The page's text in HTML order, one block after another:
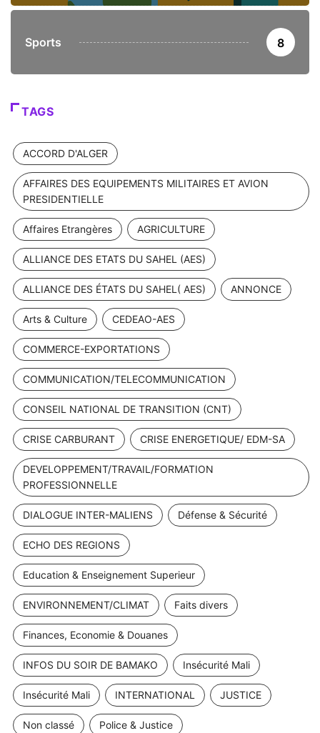
Sports 8
TAGS
ACCORD D'ALGER
AFFAIRES DES EQUIPEMENTS MILITAIRES ET AVION
PRESIDENTIELLE
Affaires Etrangères AGRICULTURE
ALLIANCE DES ETATS DU SAHEL (AES)
ALLIANCE DES ÉTATS DU SAHEL( AES) ANNONCE
Arts & Culture CEDEAO-AES
COMMERCE-EXPORTATIONS
COMMUNICATION/TELECOMMUNICATION
CONSEIL NATIONAL DE TRANSITION (CNT)
CRISE CARBURANT CRISE ENERGETIQUE/ EDM-SA
DEVELOPPEMENT/TRAVAIL/FORMATION
PROFESSIONNELLE
DIALOGUE INTER-MALIENS Défense & Sécurité
ECHO DES REGIONS
Education & Enseignement Superieur
ENVIRONNEMENT/CLIMAT Faits divers
Finances, Economie & Douanes
INFOS DU SOIR DE BAMAKO Insécurité Mali
Insécurité Mali INTERNATIONAL JUSTICE
Non classé Police & Justice